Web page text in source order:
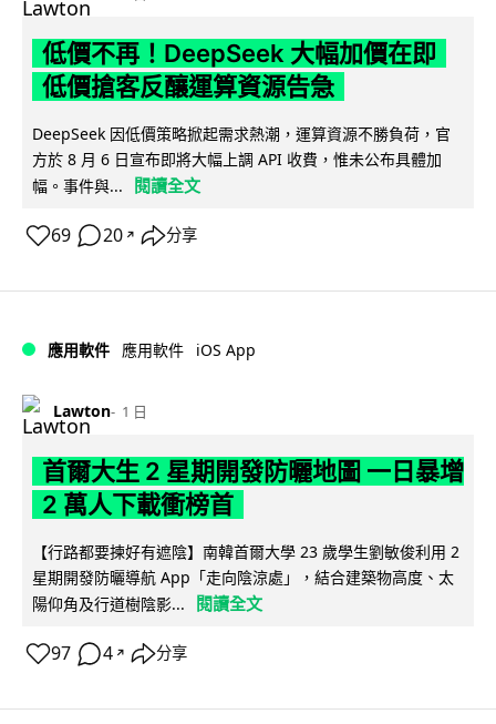
低價不再！DeepSeek 大幅加價在即
低價搶客反釀運算資源告急
DeepSeek 因低價策略掀起需求熱潮，運算資源不勝負荷，官
方於 8 月 6 日宣布即將大幅上調 API 收費，惟未公布具體加
幅。事件與...
閱讀全文
69 20 ↗ 分享
應用軟件 應用軟件 iOS App
Lawton 1 日
首爾大生 2 星期開發防曬地圖 一日暴增
2 萬人下載衝榜首
【行路都要揀好有遮陰】南韓首爾大學 23 歲學生劉敏俊利用 2
星期開發防曬導航 App「走向陰涼處」，結合建築物高度、太
陽仰角及行道樹陰影...
閱讀全文
97 4 ↗ 分享